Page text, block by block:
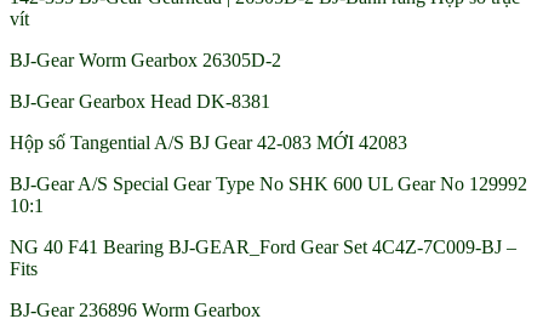
vít
BJ-Gear Worm Gearbox 26305D-2
BJ-Gear Gearbox Head DK-8381
Hộp số Tangential A/S BJ Gear 42-083 MỚI 42083
BJ-Gear A/S Special Gear Type No SHK 600 UL Gear No 129992
10:1
NG 40 F41 Bearing BJ-GEAR_Ford Gear Set 4C4Z-7C009-BJ –
Fits
BJ-Gear 236896 Worm Gearbox